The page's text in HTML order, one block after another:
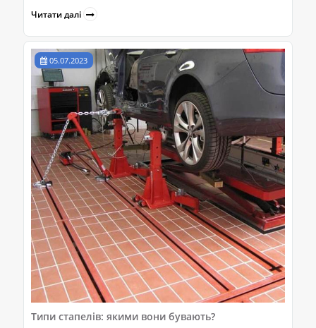
Читати далі
05.07.2023
Типи стапелів: якими вони бувають?